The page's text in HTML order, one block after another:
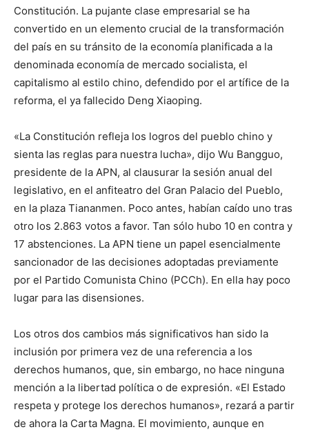
Constitución. La pujante clase empresarial se ha
convertido en un elemento crucial de la transformación
del país en su tránsito de la economía planificada a la
denominada economía de mercado socialista, el
capitalismo al estilo chino, defendido por el artífice de la
reforma, el ya fallecido Deng Xiaoping.
«La Constitución refleja los logros del pueblo chino y
sienta las reglas para nuestra lucha», dijo Wu Bangguo,
presidente de la APN, al clausurar la sesión anual del
legislativo, en el anfiteatro del Gran Palacio del Pueblo,
en la plaza Tiananmen. Poco antes, habían caído uno tras
otro los 2.863 votos a favor. Tan sólo hubo 10 en contra y
17 abstenciones. La APN tiene un papel esencialmente
sancionador de las decisiones adoptadas previamente
por el Partido Comunista Chino (PCCh). En ella hay poco
lugar para las disensiones.
Los otros dos cambios más significativos han sido la
inclusión por primera vez de una referencia a los
derechos humanos, que, sin embargo, no hace ninguna
mención a la libertad política o de expresión. «El Estado
respeta y protege los derechos humanos», rezará a partir
de ahora la Carta Magna. El movimiento, aunque en